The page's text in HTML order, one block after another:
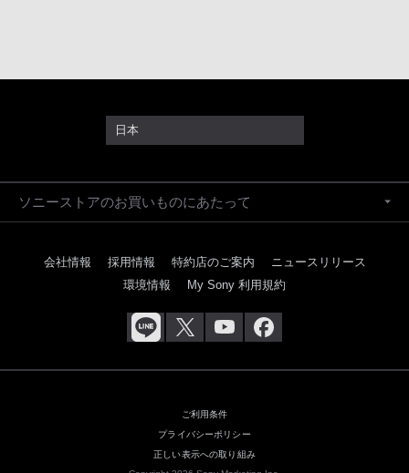
日本
ソニーストアのお買いものにあたって
会社情報 採用情報 特約店のご案内
ニュースリリース
環境情報
My Sony 利用規約
ご利用条件
プライバシーポリシー
正しい表示への取り組み